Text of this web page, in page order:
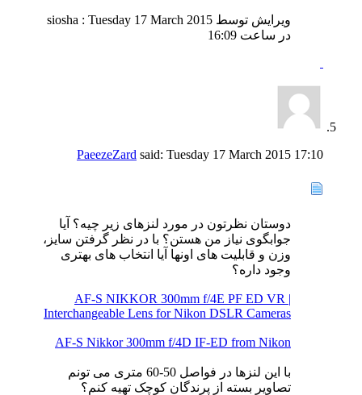
ویرایش توسط siosha : Tuesday 17 March 2015
در ساعت 16:09
PaeezeZard said: Tuesday 17 March 2015 17:10
دوستان نظرتون در مورد لنزهای زیر چیه؟ آیا
جوابگوی نیاز من هستن؟ با در نظر گرفتن سایز،
وزن و قابلیت های اونها آیا انتخاب های بهتری
وجود داره؟
AF-S NIKKOR 300mm f/4E PF ED VR |
Interchangeable Lens for Nikon DSLR Cameras
AF-S Nikkor 300mm f/4D IF-ED from Nikon
با این لنزها در فواصل 50-60 متری می تونم
تصاویر بسته از پرندگان کوچک تهیه کنم؟